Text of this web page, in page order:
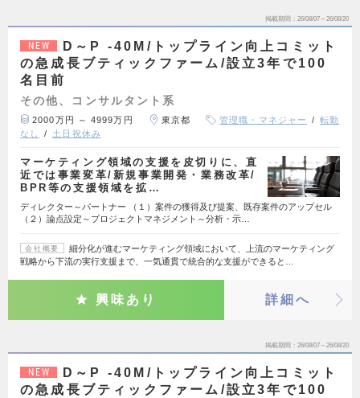
掲載期間 26/08/07～26/08/20
NEW
D～P -40M/トップライン向上コミット
の急成長ブティックファーム/設立3年で100
名目前
その他、コンサルタント系
2000万円 ～ 4999万円 東京都 管理職・マネジャー
転勤
なし
土日祝休み
マーケティング領域の支援を皮切りに、直
近では事業変革/新規事業開発・業務改革/
BPR等の支援領域を拡…
ディレクター～パートナー （１）案件の獲得及び提案、既存案件のアップセル
（２）論点設定～プロジェクトマネジメント～分析・示…
会社概要
細分化が進むマーケティング領域において、上流のマーケティング
戦略から下流の実行支援まで、一気通貫で統合的な支援ができると…
興味あり 詳細へ
掲載期間 26/08/07～26/08/20
NEW
D～P -40M/トップライン向上コミット
の急成長ブティックファーム/設立3年で100